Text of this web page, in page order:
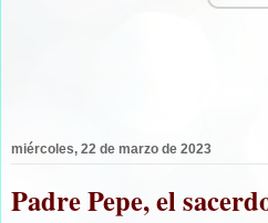
miércoles, 22 de marzo de 2023
Padre Pepe, el